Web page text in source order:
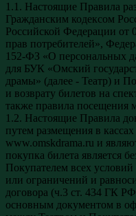
1.1. Настоящие Правила
Гражданским кодексом
Российской Федерации от
прав потребителей»,
152-ФЗ «О персональных
для БУК «Омский
драмы» (далее - Театр) и
и возврату билетов на
также правила посещения
1.2. Настоящие Правила
путем размещения в
www.omskdrama.ru и
покупка билета является
Покупателем всех
или ограничений и
договора (ч.3 ст. 434 ГК
основным документом в